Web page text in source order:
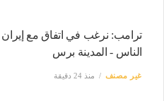
ترامب: نرغب في اتفاق مع إيران
الناس - المدينة برس
غير مصنف منذ 24 دقيقة